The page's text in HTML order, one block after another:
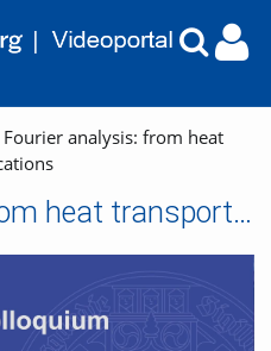
Fourier analysis: from heat
Fourier analysis: from heat transport to quantum applications